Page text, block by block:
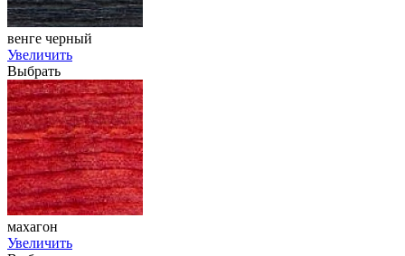
венге черный
Увеличить
Выбрать
махагон
Увеличить